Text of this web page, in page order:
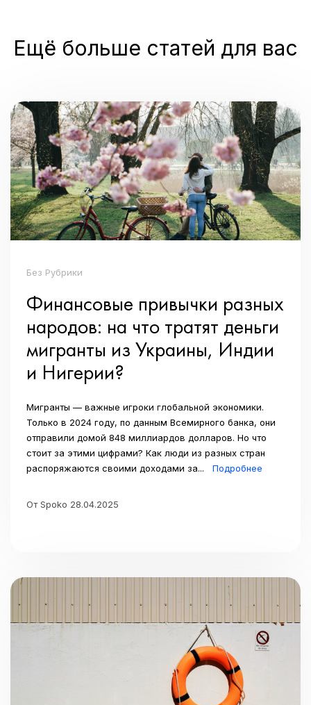
Ещё больше статей для вас
Без Рубрики
Финансовые привычки разных
народов: на что тратят деньги
мигранты из Украины, Индии
и Нигерии?
Мигранты — важные игроки глобальной экономики.
Только в 2024 году, по данным Всемирного банка, они
отправили домой 848 миллиардов долларов. Но что
стоит за этими цифрами? Как люди из разных стран
распоряжаются своими доходами за...
Подробнее
От Spoko 28.04.2025